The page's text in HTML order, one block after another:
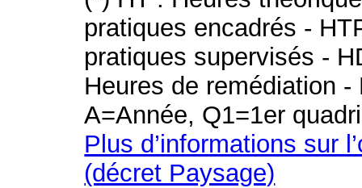
pratiques encadrés -
pratiques supervisés -
Heures de remédiation
A=Année, Q1=1er
Plus d’informations sur
(décret Paysage)